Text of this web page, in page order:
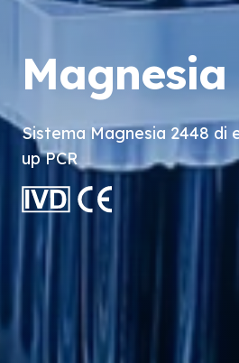
Magnesia
Sistema Magnesia 2448 di
up PCR